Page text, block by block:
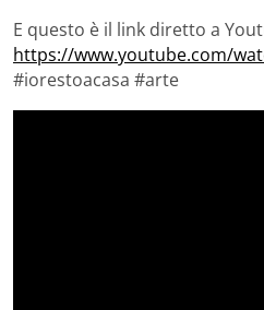
E questo è il link diretto a
https://www.youtube.com/
#iorestoacasa #arte